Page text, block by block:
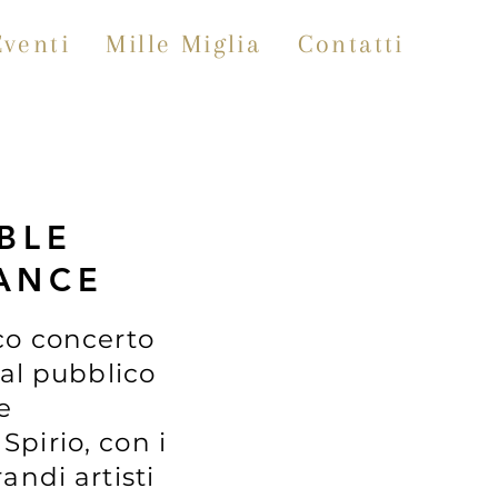
Mille Miglia Contatti
concerto
pubblico
con i
artisti